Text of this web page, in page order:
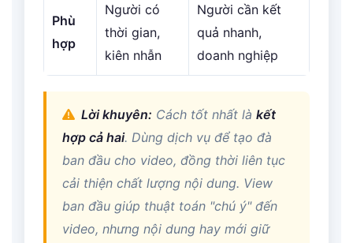
Phù
hợp
Người có
thời gian,
kiên nhẫn
Người cần kết
quả nhanh,
doanh nghiệp
Lời khuyên: Cách tốt nhất là kết
hợp cả hai. Dùng dịch vụ để tạo đà
ban đầu cho video, đồng thời liên tục
cải thiện chất lượng nội dung. View
ban đầu giúp thuật toán "chú ý" đến
video, nhưng nội dung hay mới giữ